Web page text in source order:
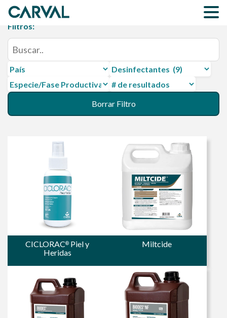
Filtros:
Especie/Fase
Productiva
CICLORAC® Piel y
Heridas
Miltcide